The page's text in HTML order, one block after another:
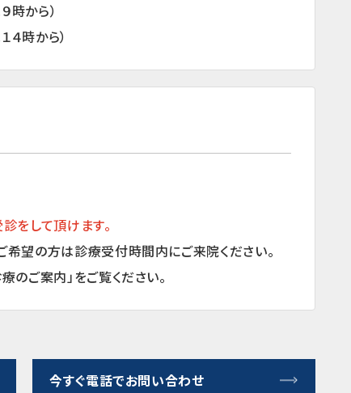
時から）
４時から）
をして頂けます。
望の方は診療受付時間内にご来院ください。
のご案内」をご覧ください。
今すぐ電話でお問い合わせ